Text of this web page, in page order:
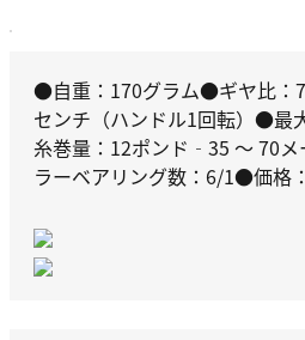
●自重：170グラム●ギヤ比：
センチ（ハンドル1回転）●最
糸巻量：12ポンド‐35 ～ 70
ラーベアリング数：6/1●価格